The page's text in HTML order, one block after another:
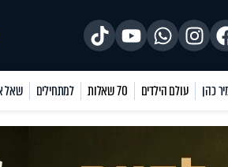
כהן עולם הילדים 70 שאלות למתחילים שאל